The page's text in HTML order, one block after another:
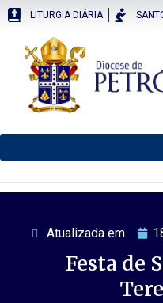
LITURGIA DIÁRIA
Atualizada em
Festa de